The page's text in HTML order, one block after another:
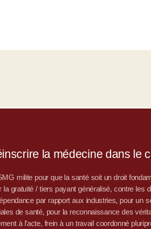
la médecine dans le
milite pour que la santé soit un droit
la gratuité / tiers payant généralisé, contre les
par rapport aux industries, pour un
de santé, pour la reconnaissance des
à l’acte, frein à un travail coordonné